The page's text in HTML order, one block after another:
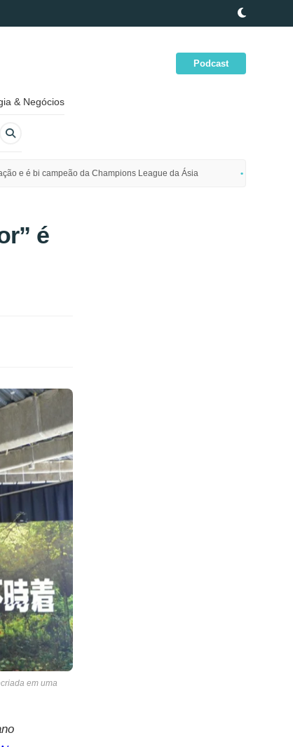
Podcast
& Negócios
e é bi campeão da Champions League da Ásia
é
em uma